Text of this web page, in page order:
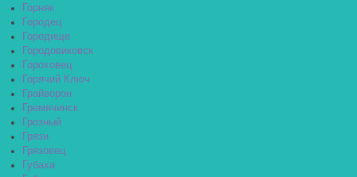
Горняк
Городец
Городище
Городовиковск
Гороховец
Горячий Ключ
Грайворон
Гремячинск
Грозный
Грязи
Грязовец
Губаха